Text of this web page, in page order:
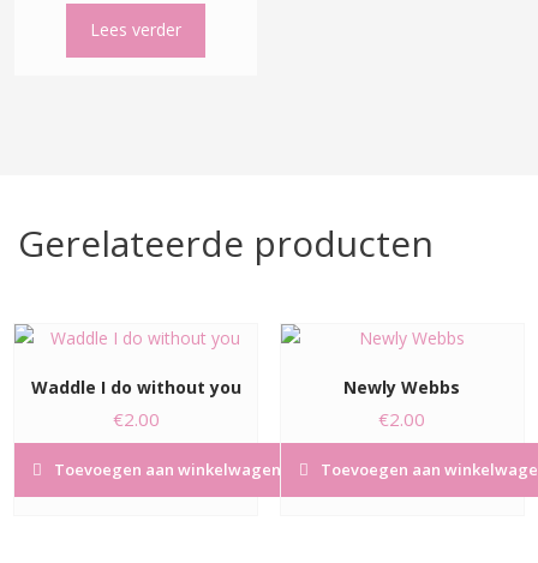
Lees verder
Gerelateerde producten
Waddle I do without you
€2.00
Toevoegen aan winkelwagen
Newly Webbs
€2.00
Toevoegen aan